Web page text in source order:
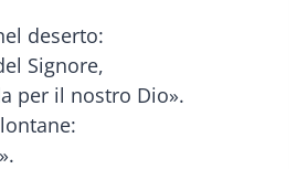
deserto:
Signore,
per il nostro Dio».